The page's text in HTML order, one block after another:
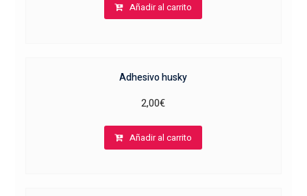
Añadir al carrito
Adhesivo husky
2,00€
Añadir al carrito